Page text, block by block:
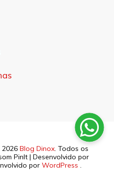
Blog Dinox. Todos os
PinIt | Desenvolvido por
por WordPress .